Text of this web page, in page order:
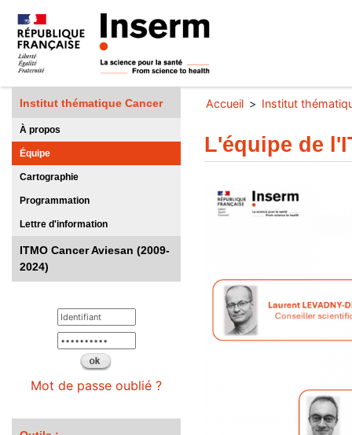
Institut thématique Cancer
À propos
Équipe
Cartographie
Programmation
Lettre d'information
ITMO Cancer Aviesan (2009-
2024)
Mot de passe oublié ?
Accueil Institut
L'équipe de